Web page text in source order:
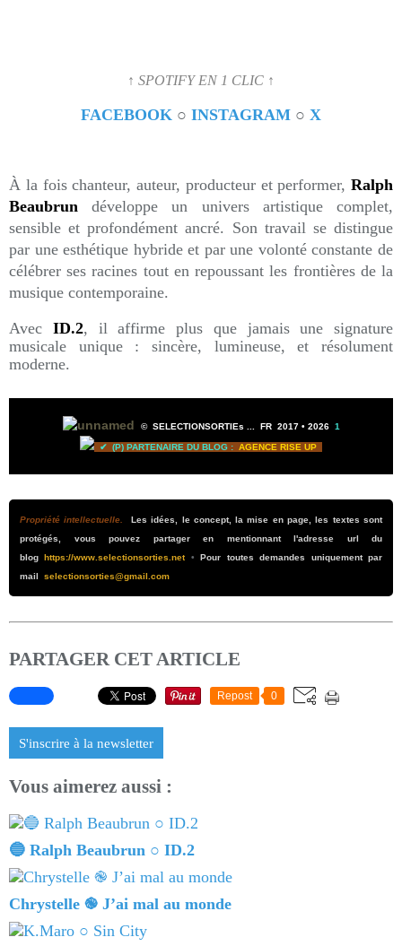
↑ SPOTIFY EN 1 CLIC ↑
FACEBOOK ○ INSTAGRAM ○ X
À la fois chanteur, auteur, producteur et performer, Ralph
Beaubrun développe un univers artistique complet,
sensible et profondément ancré. Son travail se distingue
par une esthétique hybride et par une volonté constante de
célébrer ses racines tout en repoussant les frontières de la
musique contemporaine.
Avec ID.2, il affirme plus que jamais une signature
musicale unique : sincère, lumineuse, et résolument
moderne.
© SELECTIONSORTIEs ... FR 2017 • 2026 1
✔ (P) PARTENAIRE DU BLOG : AGENCE RISE UP
Propriété intellectuelle.
Les idées, le concept, la mise en page, les textes sont
protégés, vous pouvez partager en mentionnant l'adresse url du
blog https://www.selectionsorties.net •
Pour toutes demandes uniquement par
mail selectionsorties@gmail.com
PARTAGER CET ARTICLE
Repost 0
S'inscrire à la newsletter
Vous aimerez aussi :
🔵 Ralph Beaubrun ○ ID.2
Chrystelle ֎ J’ai mal au monde